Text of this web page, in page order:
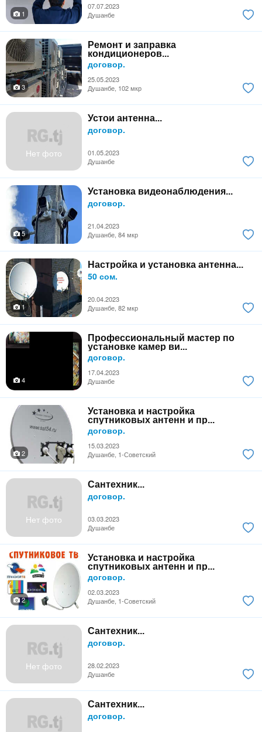
07.07.2023
1
Душанбе
Ремонт и заправка
кондиционеров...
договор.
25.05.2023
3
Душанбе, 102 мкр
Нет фото
Устои антенна...
договор.
01.05.2023
Душанбе
Установка видеонаблюдения...
договор.
21.04.2023
5
Душанбе, 84 мкр
Настройка и установка антенна...
50 сом.
20.04.2023
1
Душанбе, 82 мкр
Профессиональный мастер по
установке камер ви...
договор.
17.04.2023
4
Душанбе
Установка и настройка
спутниковых антенн и пр...
договор.
15.03.2023
2
Душанбе, 1-Советский
Нет фото
Сантехник...
договор.
03.03.2023
Душанбе
Установка и настройка
спутниковых антенн и пр...
договор.
02.03.2023
2
Душанбе, 1-Советский
Нет фото
Сантехник...
договор.
28.02.2023
Душанбе
Сантехник...
договор.